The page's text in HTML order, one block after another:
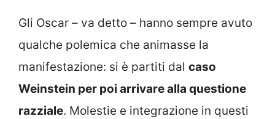
Gli Oscar – va detto – hanno sempre avuto
qualche polemica che animasse la
manifestazione: si è partiti dal caso
Weinstein per poi arrivare alla questione
razziale. Molestie e integrazione in questi